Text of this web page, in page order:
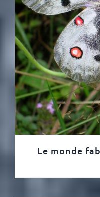
Le monde